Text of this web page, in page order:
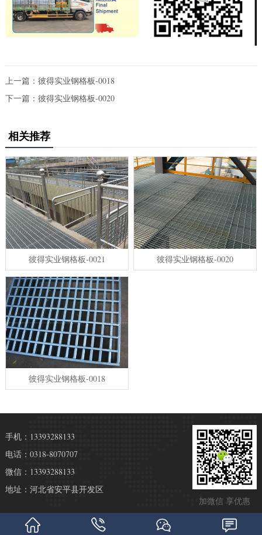
上一篇： 彼得实业钢格板-0018
下一篇： 彼得实业钢格板-0020
相关推荐
彼得实业钢格板-0021 彼得实业钢格板-0020
彼得实业钢格板-0018
加微信 享优惠
手机：13393288133
电话：0318-8070707
微信：13393288133
地址：河北省安平县开发区